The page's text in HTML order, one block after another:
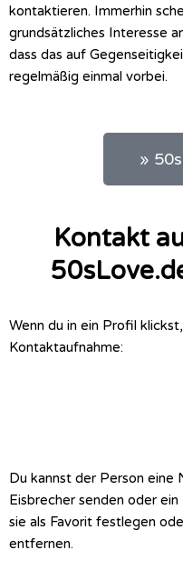
kontaktieren. Immerhin
grundsätzliches Interesse
dass das auf
regelmäßig einmal vorbei.
»
Kontakt
Wenn du in ein Profil
Kontaktaufnahme:
Du kannst der Person eine
Eisbrecher senden oder
sie als Favorit festlegen
entfernen.